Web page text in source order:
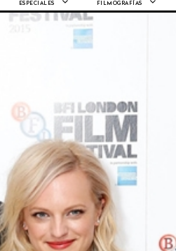
ESPECIALES FILMOGRAFÍAS